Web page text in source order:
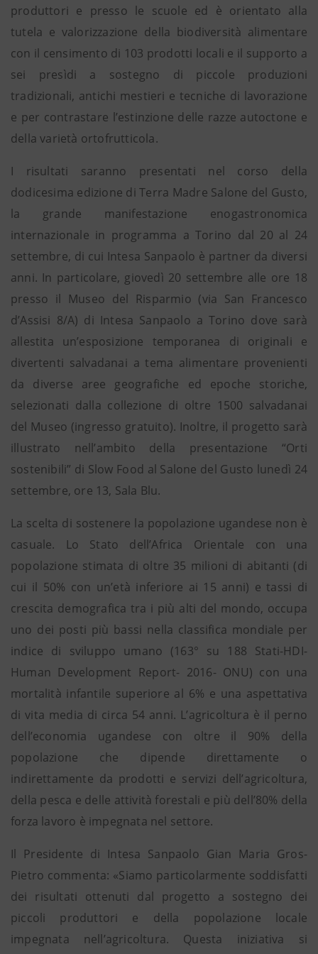
produttori e presso le scuole ed è orientato alla
tutela e valorizzazione della biodiversità alimentare
con il censimento di 103 prodotti locali e il supporto a
sei presìdi a sostegno di piccole produzioni
tradizionali, antichi mestieri e tecniche di lavorazione
e per contrastare l’estinzione delle razze autoctone e
della varietà ortofrutticola.
I risultati saranno presentati nel corso della
dodicesima edizione di Terra Madre Salone del Gusto,
la grande manifestazione enogastronomica
internazionale in programma a Torino dal 20 al 24
settembre, di cui Intesa Sanpaolo è partner da diversi
anni. In particolare, giovedì 20 settembre alle ore 18
presso il Museo del Risparmio (via San Francesco
d’Assisi 8/A) di Intesa Sanpaolo a Torino dove sarà
allestita un’esposizione temporanea di originali e
divertenti salvadanai a tema alimentare provenienti
da diverse aree geografiche ed epoche storiche,
selezionati dalla collezione di oltre 1500 salvadanai
del Museo (ingresso gratuito). Inoltre, il progetto sarà
illustrato nell’ambito della presentazione “Orti
sostenibili” di Slow Food al Salone del Gusto lunedì 24
settembre, ore 13, Sala Blu.
La scelta di sostenere la popolazione ugandese non è
casuale. Lo Stato dell’Africa Orientale con una
popolazione stimata di oltre 35 milioni di abitanti (di
cui il 50% con un’età inferiore ai 15 anni) e tassi di
crescita demografica tra i più alti del mondo, occupa
uno dei posti più bassi nella classifica mondiale per
indice di sviluppo umano (163° su 188 Stati-HDI-
Human Development Report- 2016- ONU) con una
mortalità infantile superiore al 6% e una aspettativa
di vita media di circa 54 anni. L’agricoltura è il perno
dell’economia ugandese con oltre il 90% della
popolazione che dipende direttamente o
indirettamente da prodotti e servizi dell’agricoltura,
della pesca e delle attività forestali e più dell’80% della
forza lavoro è impegnata nel settore.
Il Presidente di Intesa Sanpaolo Gian Maria Gros-
Pietro commenta: «Siamo particolarmente soddisfatti
dei risultati ottenuti dal progetto a sostegno dei
piccoli produttori e della popolazione locale
impegnata nell’agricoltura. Questa iniziativa si